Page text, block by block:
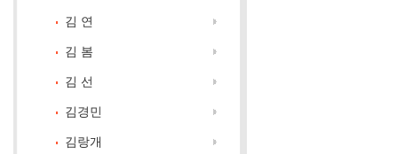
김 연
김 봄
김 선
김경민
김랑개